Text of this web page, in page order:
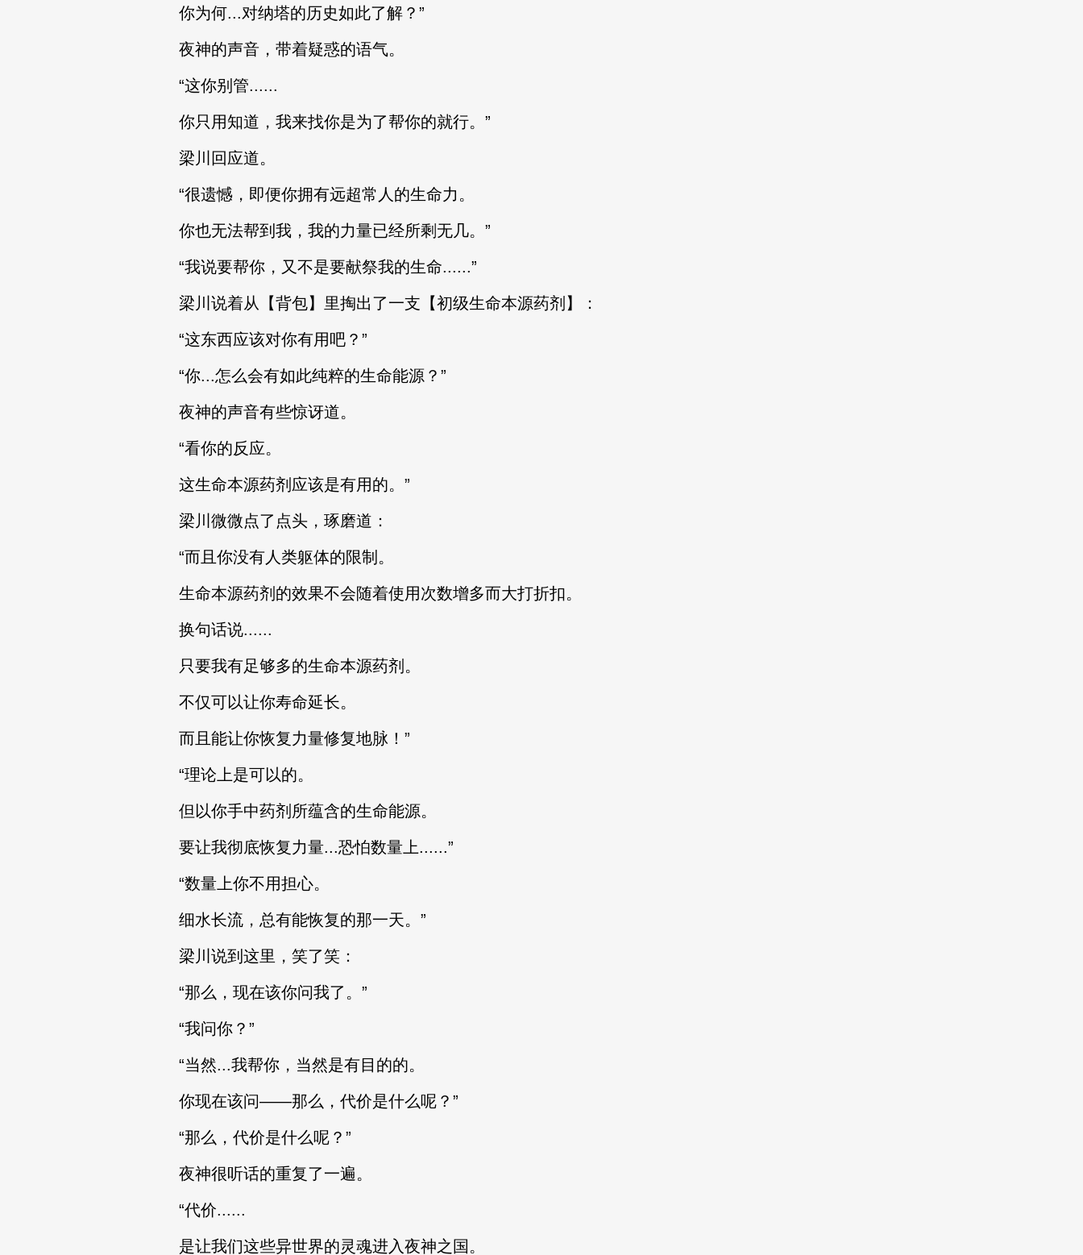
你为何...对纳塔的历史如此了解？”
夜神的声音，带着疑惑的语气。
“这你别管......
你只用知道，我来找你是为了帮你的就行。”
梁川回应道。
“很遗憾，即便你拥有远超常人的生命力。
你也无法帮到我，我的力量已经所剩无几。”
“我说要帮你，又不是要献祭我的生命......”
梁川说着从【背包】里掏出了一支【初级生命本源药剂】：
“这东西应该对你有用吧？”
“你...怎么会有如此纯粹的生命能源？”
夜神的声音有些惊讶道。
“看你的反应。
这生命本源药剂应该是有用的。”
梁川微微点了点头，琢磨道：
“而且你没有人类躯体的限制。
生命本源药剂的效果不会随着使用次数增多而大打折扣。
换句话说......
只要我有足够多的生命本源药剂。
不仅可以让你寿命延长。
而且能让你恢复力量修复地脉！”
“理论上是可以的。
但以你手中药剂所蕴含的生命能源。
要让我彻底恢复力量...恐怕数量上......”
“数量上你不用担心。
细水长流，总有能恢复的那一天。”
梁川说到这里，笑了笑：
“那么，现在该你问我了。”
“我问你？”
“当然...我帮你，当然是有目的的。
你现在该问——那么，代价是什么呢？”
“那么，代价是什么呢？”
夜神很听话的重复了一遍。
“代价......
是让我们这些异世界的灵魂进入夜神之国。